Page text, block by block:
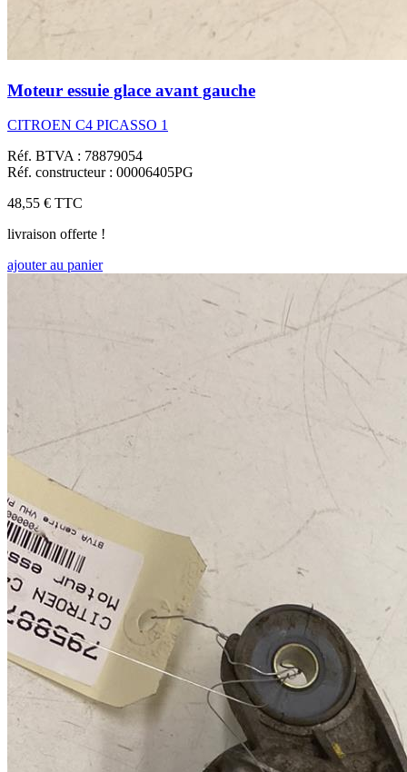
Moteur essuie glace avant gauche
CITROEN C4 PICASSO 1
Réf. BTVA : 78879054
Réf. constructeur : 00006405PG
48,55 € TTC
livraison offerte !
ajouter au panier